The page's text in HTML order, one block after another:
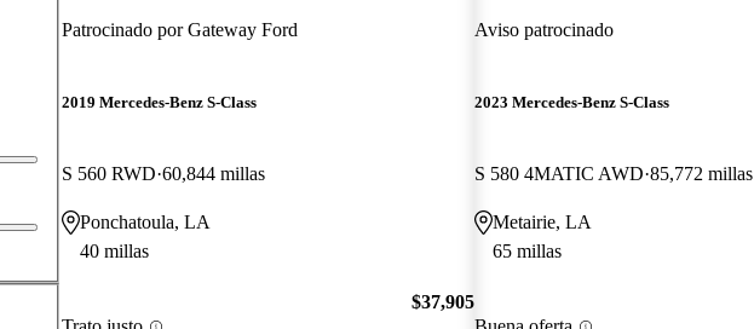
Patrocinado porGateway Ford
2019 Mercedes-Benz S-Class
S 560 RWD 60,844 millas
Ponchatoula, LA
40 millas
$37,905
Aviso patrocinado
2023 Mercedes-Benz S-Class
S 580 4MATIC AWD 85,772 millas
Metairie, LA
65 millas